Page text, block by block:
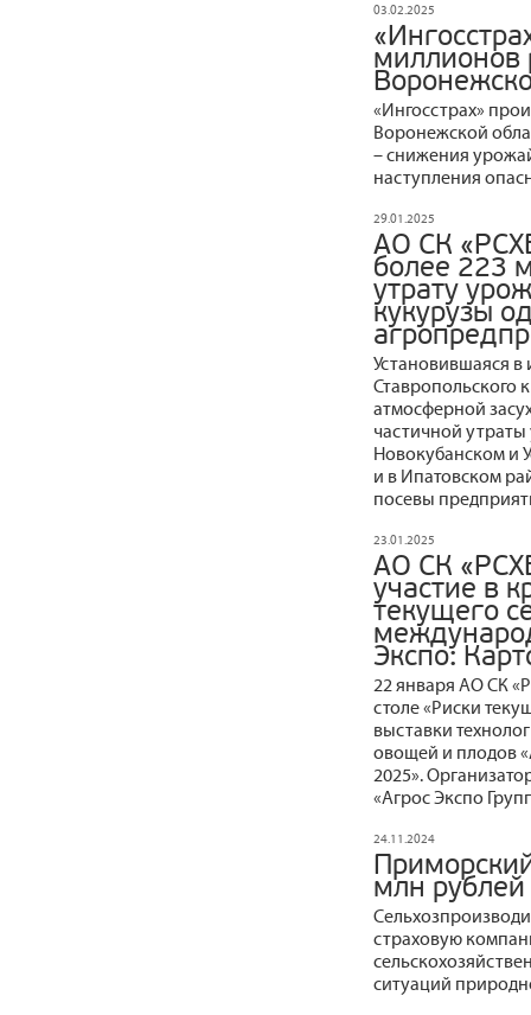
03.02.2025
миллионов
«Ингосстрах»
Воронежской
– снижения
наступления
29.01.2025
АО СК
более 223
утрату
кукурузы
Установившаяся в
Ставропольского
атмосферной
частичной
Новокубанском и
и в Ипатовском
посевы
23.01.2025
АО СК
участие в
текущего
Экспо:
22 января АО СК
столе «Риски
выставки
овощей и плодов
2025».
«Агрос Экспо
24.11.2024
млн
страховую
ситуаций